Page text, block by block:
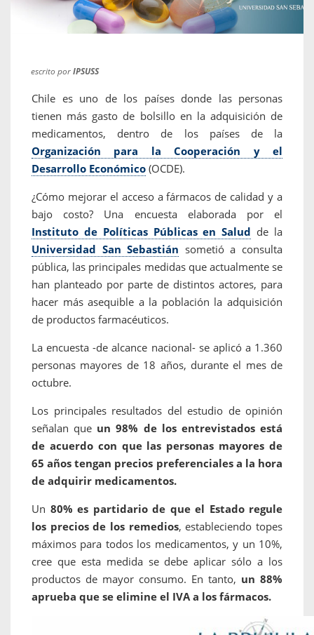
escrito porIPSUSS
Chile es uno de los países donde las personas
tienen más gasto de bolsillo en la adquisición de
medicamentos, dentro de los países de la
Organización para la Cooperación y el
Desarrollo Económico (OCDE).
¿Cómo mejorar el acceso a fármacos de calidad y a
bajo costo? Una encuesta elaborada por el
Instituto de Políticas Públicas en Salud de la
Universidad San Sebastián sometió a consulta
pública, las principales medidas que actualmente se
han planteado por parte de distintos actores, para
hacer más asequible a la población la adquisición
de productos farmacéuticos.
La encuesta -de alcance nacional- se aplicó a 1.360
personas mayores de 18 años, durante el mes de
octubre.
Los principales resultados del estudio de opinión
señalan que un 98% de los entrevistados está
de acuerdo con que las personas mayores de
65 años tengan precios preferenciales a la hora
de adquirir medicamentos.
Un 80% es partidario de que el Estado regule
los precios de los remedios, estableciendo topes
máximos para todos los medicamentos, y un 10%,
cree que esta medida se debe aplicar sólo a los
productos de mayor consumo. En tanto, un 88%
aprueba que se elimine el IVA a los fármacos.